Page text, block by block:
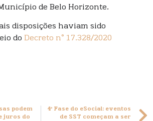
de Belo Horizonte.
disposições haviam sido
do Decreto n° 17.328/2020
podem
juros do
4º Fase do eSocial: eventos
de SST começam a ser